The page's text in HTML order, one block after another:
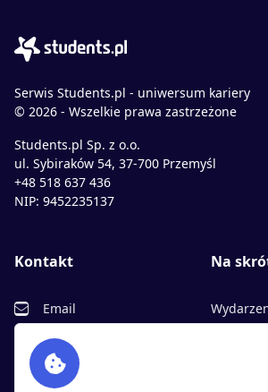
Serwis Students.pl - uniwersum kariery
© 2026 - Wszelkie prawa zastrzeżone
Students.pl Sp. z o.o.
ul. Sybiraków 54, 37-700 Przemyśl
+48 518 637 436
NIP: 9452235137
Kontakt
Email
Facebook
Twitter
Na